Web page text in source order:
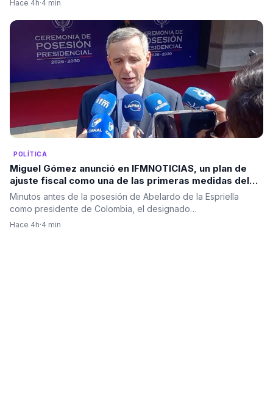
Hace 4h·4 min
POLÍTICA
Miguel Gómez anunció en IFMNOTICIAS, un plan de
ajuste fiscal como una de las primeras medidas del
Gobierno de Abelardo De La Espriella
Minutos antes de la posesión de Abelardo de la Espriella
como presidente de Colombia, el designado…
Hace 4h·4 min